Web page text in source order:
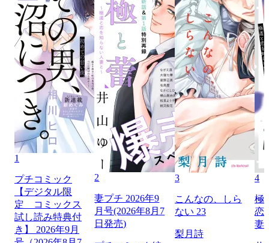
1
プチコミック
【デジタル限
定 コミックス
試し読み特典付
き】 2026年9月
2
妻プチ 2026年9
月号(2026年8月7
日発売)
3
こんなの、しら
ない 23
梨月詩
4
極
恋
妻